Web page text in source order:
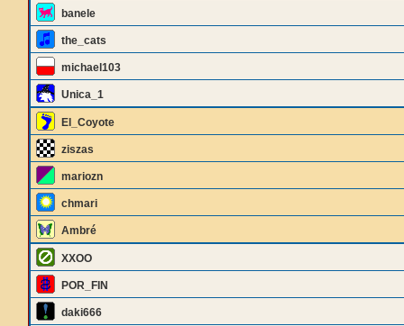
banele
the_cats
michael103
Unica_1
El_Coyote
ziszas
mariozn
chmari
Ambré
XXOO
POR_FIN
daki666